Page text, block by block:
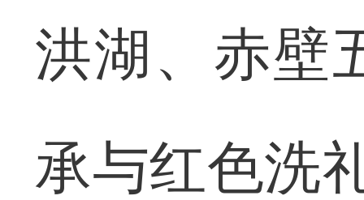
洪湖、赤壁
承与红色洗